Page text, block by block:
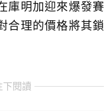
庫明加迎來爆發賽
合理的價格將其鎖
下閱讀